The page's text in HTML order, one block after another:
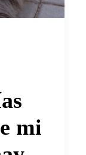
mi